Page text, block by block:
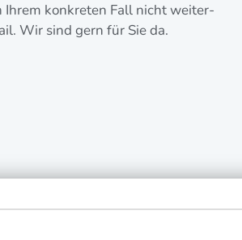
Ihrem kon­kre­ten Fall nicht wei­ter­
Wir sind gern für Sie da.